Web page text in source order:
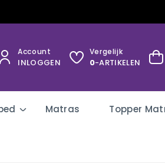
Account
INLOGGEN
Vergelijk
0-ARTIKELEN
Matras Topper